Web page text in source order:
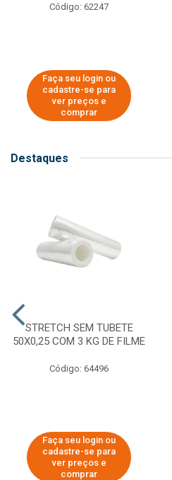
Código: 62247
Faça seu login ou
cadastre-se para
ver preços e
comprar
Destaques
STRETCH SEM TUBETE
50X0,25 COM 3 KG DE FILME
Código: 64496
Faça seu login ou
cadastre-se para
ver preços e
comprar